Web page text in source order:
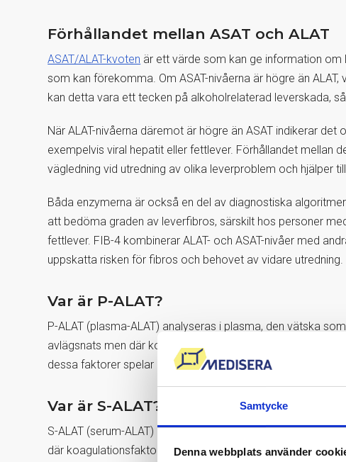
Samtycke
Denna webbplats använder
Förhållandet mellan ASAT och ALAT
ASAT/ALAT-kvoten är ett värde som kan ge information
som kan förekomma. Om ASAT-nivåerna är högre än ALAT,
kan detta vara ett tecken på alkoholrelaterad leverskada,
När ALAT-nivåerna däremot är högre än ASAT indikerar
exempelvis viral hepatit eller fettlever. Förhållandet mellan
vägledning vid utredning av olika leverproblem och hjälper
Båda enzymerna är också en del av diagnostiska
att bedöma graden av leverfibros, särskilt hos personer
fettlever. FIB-4 kombinerar ALAT- och ASAT-nivåer med
uppskatta risken för fibros och behovet av vidare utredning.
Var är P-ALAT?
P-ALAT (plasma-ALAT) analyseras i plasma, den vätska
avlägsnats men där koagulationsfaktorerna fortfarande är
dessa faktorer spelar en roll för att ge en mer komplett bild
Var är S-ALAT?
S-ALAT (serum-ALAT) analyseras i serum, den vätska
där koagulationsfaktorerna har avlägsnats. Serum är